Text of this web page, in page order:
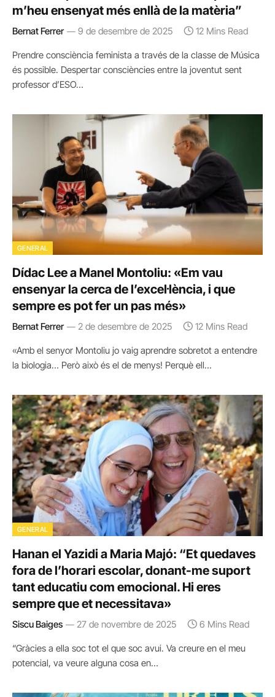
m’heu ensenyat més enllà de la matèria”
Bernat Ferrer 9 de desembre de 2025 12 Mins Read
Prendre consciència feminista a través de la classe de Música
és possible. Despertar consciències entre la joventut sent
professor d’ESO…
GENERAL
Dídac Lee a Manel Montoliu: «Em vau
ensenyar la cerca de l’excel·lència, i que
sempre es pot fer un pas més»
Bernat Ferrer 2 de desembre de 2025 12 Mins Read
«Amb el senyor Montoliu jo vaig aprendre sobretot a entendre
la biologia… Però això és el de menys! Perquè ell…
GENERAL
Hanan el Yazidi a Maria Majó: “Et quedaves
fora de l’horari escolar, donant-me suport
tant educatiu com emocional. Hi eres
sempre que et necessitava»
Siscu Baiges 27 de novembre de 2025 6 Mins Read
“Gràcies a ella soc tot el que soc avui. Va creure en el meu
potencial, va veure alguna cosa en…